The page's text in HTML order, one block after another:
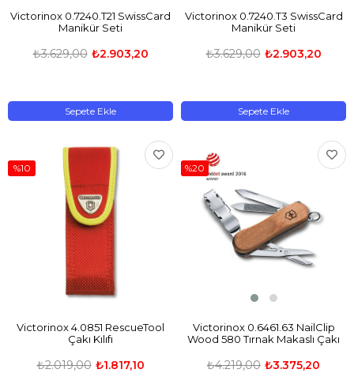
Victorinox 0.7240.T21 SwissCard
Manikür Seti
₺2.903,20
₺3.629,00
Sepete Ekle
Victorinox 0.7240.T3 SwissCard
Manikür Seti
₺2.903,20
₺3.629,00
Sepete Ekle
Victorinox 4.0851 RescueTool
Çakı Kılıfı
₺1.817,10
₺2.019,00
%10
Victorinox 0.6461.63 NailClip
Wood 580 Tırnak Makaslı Çakı
₺3.375,20
₺4.219,00
%20